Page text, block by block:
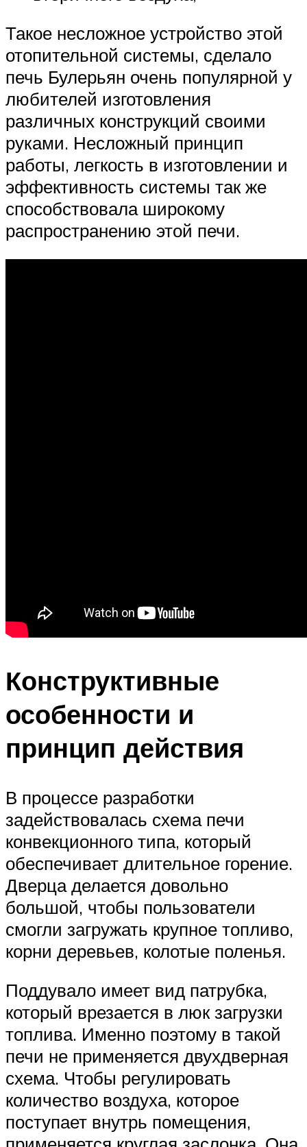
Такое несложное устройство этой
отопительной системы, сделало
печь Булерьян очень популярной у
любителей изготовления
различных конструкций своими
руками. Несложный принцип
работы, легкость в изготовлении и
эффективность системы так же
способствовала широкому
распространению этой печи.
Конструктивные
особенности и
принцип действия
В процессе разработки
задействовалась схема печи
конвекционного типа, который
обеспечивает длительное горение.
Дверца делается довольно
большой, чтобы пользователи
смогли загружать крупное топливо,
корни деревьев, колотые поленья.
Поддувало имеет вид патрубка,
который врезается в люк загрузки
топлива. Именно поэтому в такой
печи не применяется двухдверная
схема. Чтобы регулировать
количество воздуха, которое
поступает внутрь помещения,